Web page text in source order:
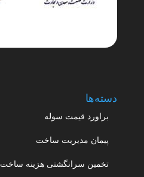
دسته‌ها
براورد قیمت سوله
پیمان مدیریت ساخت
تخمین سرانگشتی هزینه ساخت